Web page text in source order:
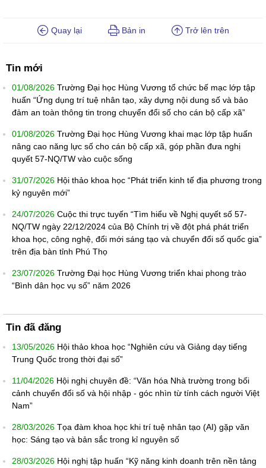
Quay lại Bản in Trở lên trên
Tin mới
01/08/2026 Trường Đại học Hùng Vương tổ chức bế mạc lớp tập
huấn “Ứng dụng trí tuệ nhân tạo, xây dựng nội dung số và bảo
đảm an toàn thông tin trong chuyển đổi số cho cán bộ cấp xã”
01/08/2026 Trường Đại học Hùng Vương khai mạc lớp tập huấn
nâng cao năng lực số cho cán bộ cấp xã, góp phần đưa nghị
quyết 57-NQ/TW vào cuộc sống
31/07/2026 Hội thảo khoa học “Phát triển kinh tế địa phương trong
kỷ nguyên mới”
24/07/2026 Cuộc thi trực tuyến “Tìm hiểu về Nghị quyết số 57-
NQ/TW ngày 22/12/2024 của Bộ Chính trị về đột phá phát triển
khoa học, công nghệ, đổi mới sáng tạo và chuyển đổi số quốc gia”
trên địa bàn tỉnh Phú Thọ
23/07/2026 Trường Đại học Hùng Vương triển khai phong trào
“Bình dân học vụ số” năm 2026
Tin đã đăng
13/05/2026 Hội thảo khoa học “Nghiên cứu và Giảng dạy tiếng
Trung Quốc trong thời đại số”
11/04/2026 Hội nghị chuyên đề: “Văn hóa Nhà trường trong bối
cảnh chuyển đổi số và hội nhập - góc nhìn từ tính cách người Việt
Nam”
28/03/2026 Tọa đàm khoa học khi trí tuệ nhân tạo (AI) gặp văn
học: Sáng tạo và bản sắc trong kỉ nguyên số
28/03/2026 Hội nghị tập huấn “Kỹ năng kinh doanh trên nền tảng